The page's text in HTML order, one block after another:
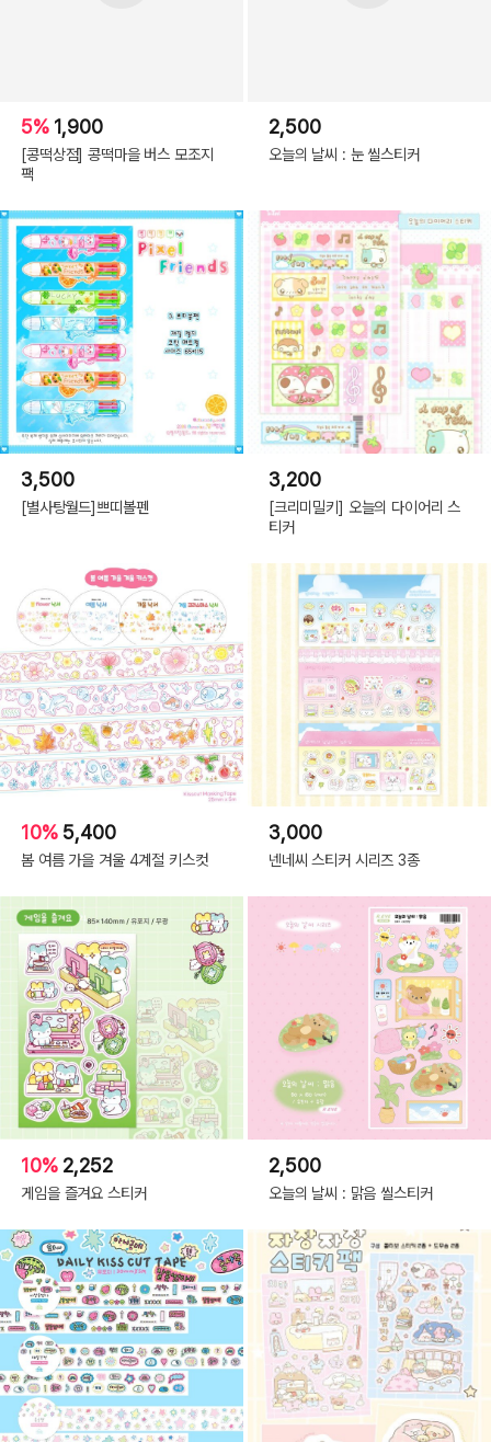
5% 1,900
[콩떡상점] 콩떡마을 버스 모조지
팩
2,500
오늘의 날씨 : 눈 씰스티커
3,500
[별사탕월드]쁘띠볼펜
3,200
[크리미밀키] 오늘의 다이어리 스
티커
10% 5,400
봄 여름 가을 겨울 4계절 키스컷
3,000
넨네씨 스티커 시리즈 3종
10% 2,252
게임을 즐겨요 스티커
2,500
오늘의 날씨 : 맑음 씰스티커